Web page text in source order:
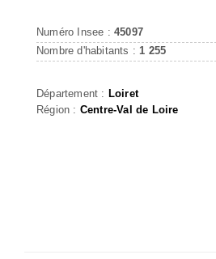
Numéro Insee : 45097
Nombre d'habitants : 1 255
Département : Loiret
Région : Centre-Val de Loire